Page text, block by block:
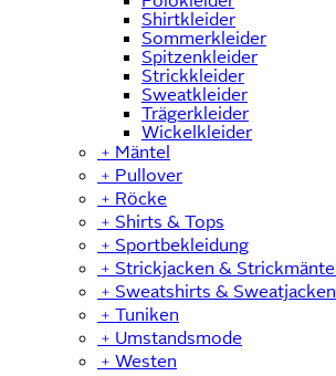
Shirtkleider
Sommerkleider
Spitzenkleider
Strickkleider
Sweatkleider
Trägerkleider
Wickelkleider
﹢ Mäntel
﹢ Pullover
﹢ Röcke
﹢ Shirts & Tops
﹢ Sportbekleidung
﹢ Strickjacken & Strickmäntel
﹢ Sweatshirts & Sweatjacken
﹢ Tuniken
﹢ Umstandsmode
﹢ Westen